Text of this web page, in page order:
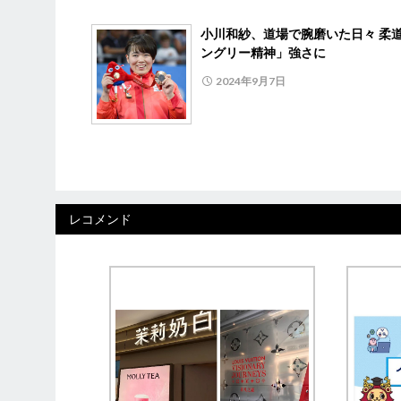
小川和紗、道場で腕磨いた日々 柔
ングリー精神」強さに
2024年9月7日
レコメンド